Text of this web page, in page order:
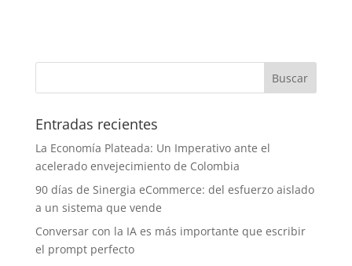
Entradas recientes
La Economía Plateada: Un Imperativo ante el
acelerado envejecimiento de Colombia
90 días de Sinergia eCommerce: del esfuerzo aislado
a un sistema que vende
Conversar con la IA es más importante que escribir
el prompt perfecto